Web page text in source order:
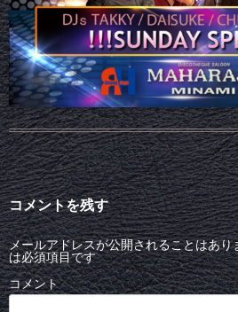
コメントを残す
メールアドレスが公開されることはあり
は必須項目です
コメント